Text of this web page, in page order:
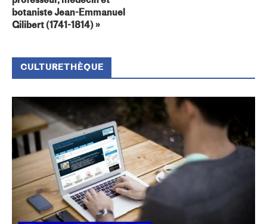
botaniste Jean-Emmanuel
Gilibert (1741-1814) »
CULTURETHÈQUE